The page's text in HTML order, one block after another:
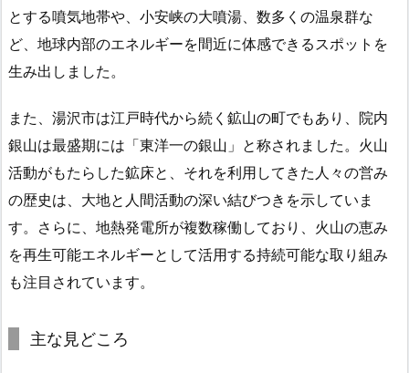
とする噴気地帯や、小安峡の大噴湯、数多くの温泉群な
ど、地球内部のエネルギーを間近に体感できるスポットを
生み出しました。
また、湯沢市は江戸時代から続く鉱山の町でもあり、院内
銀山は最盛期には「東洋一の銀山」と称されました。火山
活動がもたらした鉱床と、それを利用してきた人々の営み
の歴史は、大地と人間活動の深い結びつきを示していま
す。さらに、地熱発電所が複数稼働しており、火山の恵み
を再生可能エネルギーとして活用する持続可能な取り組み
も注目されています。
主な見どころ